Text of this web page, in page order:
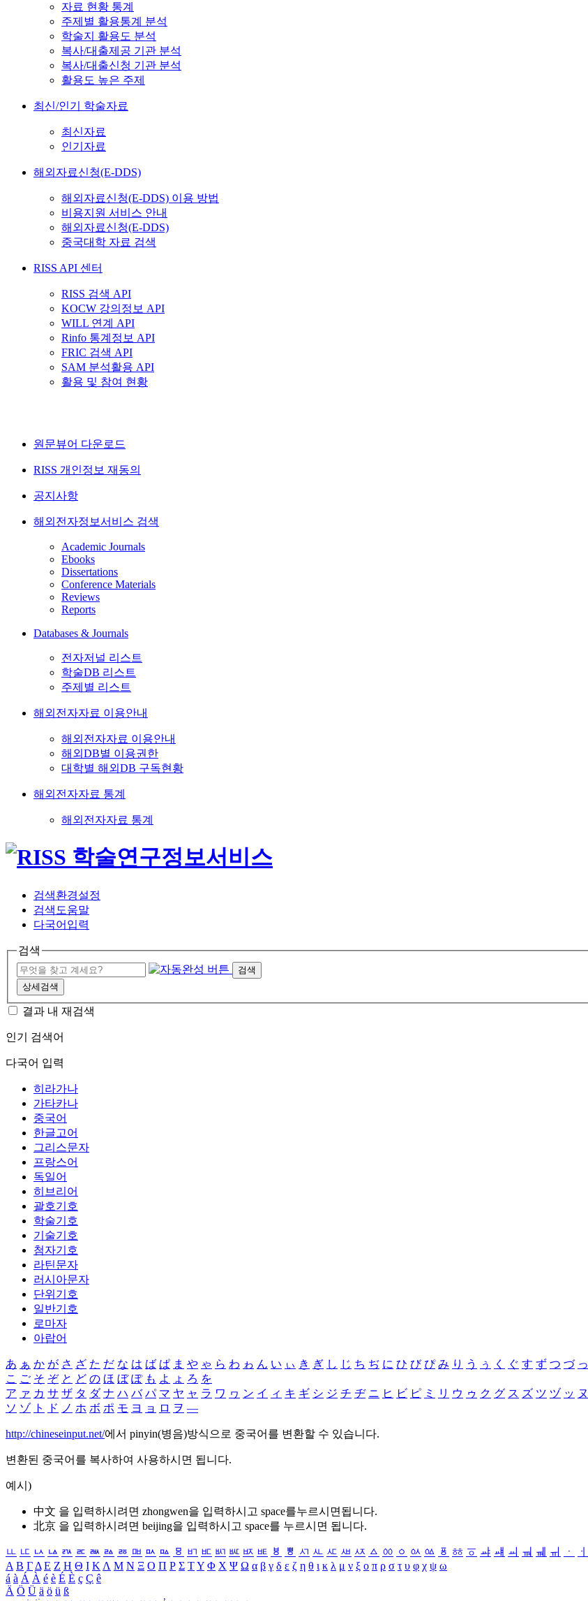
자료 현황 통계
주제별 활용통계 분석
학술지 활용도 분석
복사/대출제공 기관 분석
복사/대출신청 기관 분석
활용도 높은 주제
최신/인기 학술자료
최신자료
인기자료
해외자료신청(E-DDS)
해외자료신청(E-DDS) 이용 방법
비용지원 서비스 안내
해외자료신청(E-DDS)
중국대학 자료 검색
RISS API 센터
RISS 검색 API
KOCW 강의정보 API
WILL 연계 API
Rinfo 통계정보 API
FRIC 검색 API
SAM 분석활용 API
활용 및 참여 현황
원문뷰어 다운로드
RISS 개인정보 재동의
공지사항
해외전자정보서비스 검색
Academic Journals
Ebooks
Dissertations
Conference Materials
Reviews
Reports
Databases & Journals
전자저널 리스트
학술DB 리스트
주제별 리스트
해외전자자료 이용안내
해외전자자료 이용안내
해외DB별 이용권한
대학별 해외DB 구독현황
해외전자자료 통계
해외전자자료 통계
검색환경설정
검색도움말
다국어입력
검색
검색
상세검색
결과 내 재검색
인기 검색어
다국어 입력
히라가나
가타카나
중국어
한글고어
그리스문자
프랑스어
독일어
히브리어
괄호기호
학술기호
기술기호
첨자기호
라틴문자
러시아문자
단위기호
일반기호
로마자
아랍어
あ ぁ か が さ ざ た だ な は ば ぱ ま や ゃ ら わ ゎ ん い ぃ き ぎ し じ ち ぢ に ひ び ぴ み り う ぅ く ぐ す ず つ づ っ
こ ご そ ぞ と ど の ほ ぼ ぽ も よ ょ ろ を
ア ァ カ サ ザ タ ダ ナ ハ バ パ マ ヤ ャ ラ ワ ヮ ン イ ィ キ ギ シ ジ チ ヂ ニ ヒ ビ ピ ミ リ ウ ゥ ク グ ス ズ ツ ヅ ッ ヌ
ソ ゾ ト ド ノ ホ ボ ポ モ ヨ ョ ロ ヲ ―
http://chineseinput.net/에서 pinyin(병음)방식으로 중국어를 변환할 수 있습니다.
변환된 중국어를 복사하여 사용하시면 됩니다.
예시)
中文 을 입력하시려면 zhongwen을 입력하시고 space를누르시면됩니다.
北京 을 입력하시려면 beijing을 입력하시고 space를 누르시면 됩니다.
ㅥ ㅦ ㅧ ㅨ ㅩ ㅪ ㅫ ㅬ ㅭ ㅮ ㅯ ㅰ ㅱ ㅲ ㅳ ㅴ ㅵ ㅶ ㅷ ㅸ ㅹ ㅺ ㅻ ㅼ ㅽ ㅾ ㅿ ㆀ ㆁ ㆂ ㆃ ㆄ ㆅ ㆆ ㆇ ㆈ ㆉ ㆊ ㆋ ㆌ ㆍ
ㆎ
Α Β ΓΔ Ε Ζ Η Θ Ι ΚΛ Μ Ν Ξ Ο Π Ρ Σ ΤΥ Φ Χ Ψ Ω α β γ δ ε ζ η θ ι κ λ μ ν ξ ο π ρ σ τ υ φ χ ψ ω
á à Á À é è É È ç Ç ê
Ä Ö Ü ä ö ü ß